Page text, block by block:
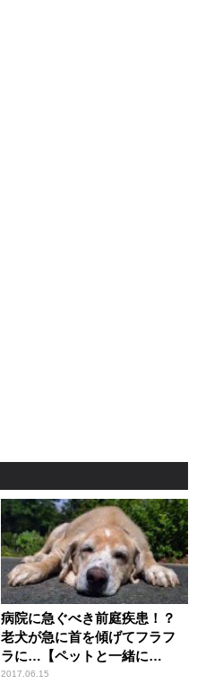
病院に急ぐべき前庭疾患！？
老犬が急に首を傾げてフラフ
ラに…【ペットと一緒に
vol.32】
2017.06.15